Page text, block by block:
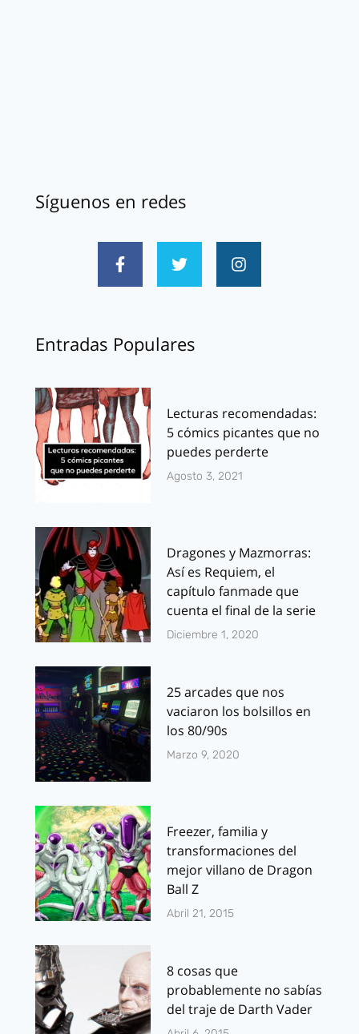
Síguenos en redes
Entradas Populares
Lecturas recomendadas:
5 cómics picantes que no
puedes perderte
Agosto 3, 2021
Dragones y Mazmorras:
Así es Requiem, el
capítulo fanmade que
cuenta el final de la serie
Diciembre 1, 2020
25 arcades que nos
vaciaron los bolsillos en
los 80/90s
Marzo 9, 2020
Freezer, familia y
transformaciones del
mejor villano de Dragon
Ball Z
Abril 21, 2015
8 cosas que
probablemente no sabías
del traje de Darth Vader